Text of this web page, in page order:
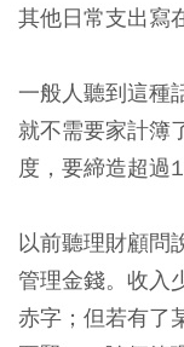
其他日常支出寫
一般人聽到這種
就不需要家計簿
度，要締造超過
以前聽理財顧問
管理金錢。收入
赤字；但若有了